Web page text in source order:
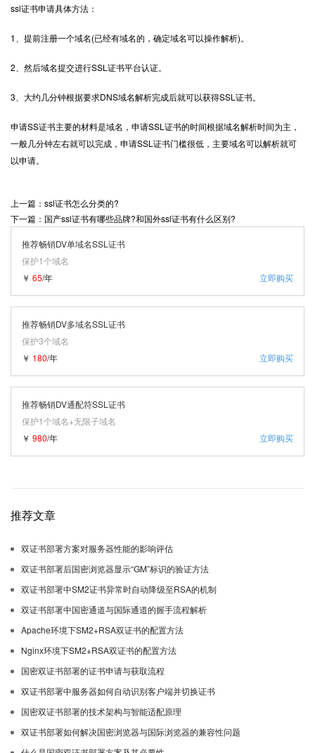
ssl证书申请具体方法：
1、提前注册一个域名(已经有域名的，确定域名可以操作解析)。
2、然后域名提交进行SSL证书平台认证。
3、大约几分钟根据要求DNS域名解析完成后就可以获得SSL证书。
申请SS证书主要的材料是域名，申请SSL证书的时间根据域名解析时间为主，
一般几分钟左右就可以完成，申请SSL证书门槛很低，主要域名可以解析就可
以申请。
上一篇：ssl证书怎么分类的?
下一篇：国产ssl证书有哪些品牌?和国外ssl证书有什么区别?
推荐畅销DV单域名SSL证书
保护1个域名
立即购买
￥ 65/年
推荐畅销DV多域名SSL证书
保护3个域名
立即购买
￥ 180/年
推荐畅销DV通配符SSL证书
保护1个域名+无限子域名
立即购买
￥ 980/年
推荐文章
双证书部署方案对服务器性能的影响评估
双证书部署后国密浏览器显示“GM”标识的验证方法
双证书部署中SM2证书异常时自动降级至RSA的机制
双证书部署中国密通道与国际通道的握手流程解析
Apache环境下SM2+RSA双证书的配置方法
Nginx环境下SM2+RSA双证书的配置方法
国密双证书部署的证书申请与获取流程
双证书部署中服务器如何自动识别客户端并切换证书
国密双证书部署的技术架构与智能适配原理
双证书部署如何解决国密浏览器与国际浏览器的兼容性问题